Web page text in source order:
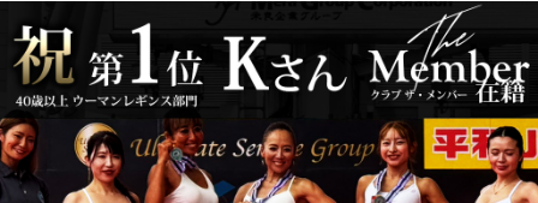
我々アルティメットサービスグルー
プはお客様への究極のサービスと究
極の社交場をご提案し続け「宮崎の
全ての夜遊びがここにアル」と言え